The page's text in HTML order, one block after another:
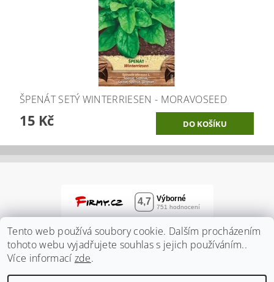
ŠPENÁT SETÝ WINTERRIESEN - MORAVOSEED
15 Kč
Tento web používá soubory cookie. Dalším procházením
tohoto webu vyjadřujete souhlas s jejich používáním..
Více informací zde.